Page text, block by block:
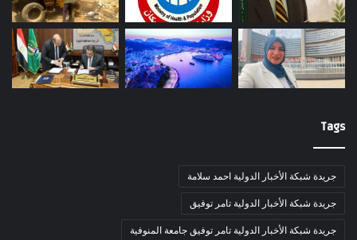
Tags
جريدة شبكة الأخبار الدولية احمد سلامة
جريدة شبكة الأخبار الدولية تامر توفيق
جريدة شبكة الأخبار الدولية تامر توفيق جامعة المنوفية